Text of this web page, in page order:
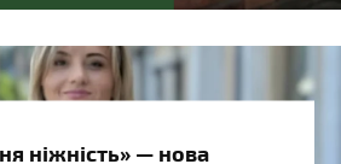
ніжність» — нова